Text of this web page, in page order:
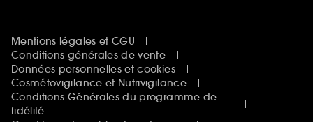
Mentions légales et CGU
Conditions générales de vente
Données personnelles et cookies
Cosmétovigilance et Nutrivigilance
Conditions Générales du programme de
fidélité